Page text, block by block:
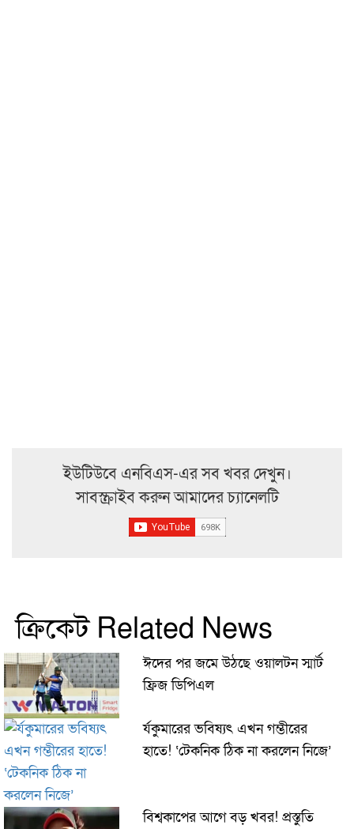
ইউটিউবে এনবিএস-এর সব খবর দেখুন।
সাবস্ক্রাইব করুন আমাদের চ্যানেলটি
ক্রিকেট Related News
ঈদের পর জমে উঠছে ওয়ালটন স্মার্ট
ফ্রিজ ডিপিএল
র্যকুমারের ভবিষ্যৎ এখন গম্ভীরের
হাতে! ‘টেকনিক ঠিক না করলেন নিজে’
বিশ্বকাপের আগে বড় খবর! প্রস্তুতি